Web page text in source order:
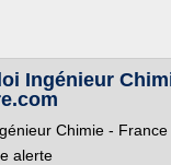
Ingénieur
Chimie - France
alerte